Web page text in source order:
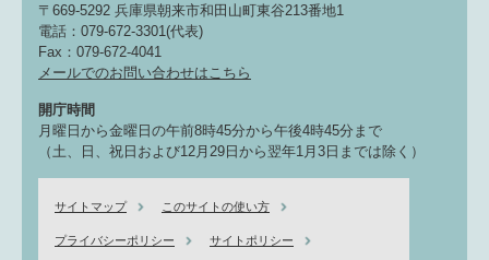
〒669-5292 兵庫県朝来市和田山町東谷213番地1
電話：079-672-3301(代表)
Fax：079-672-4041
メールでのお問い合わせはこちら
開庁時間
月曜日から金曜日の午前8時45分から午後4時45分まで
（土、日、祝日および12月29日から翌年1月3日までは除く）
サイトマップ このサイトの使い方
プライバシーポリシー サイトポリシー